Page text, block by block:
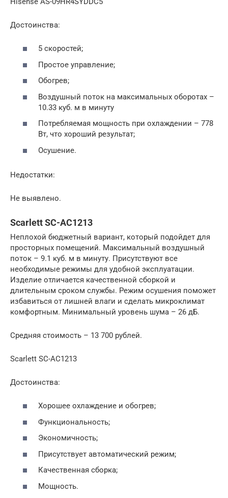
Достоинства:
5 скоростей;
Простое управление;
Обогрев;
Воздушный поток на максимальных оборотах –
10.33 куб. м в минуту
Потребляемая мощность при охлаждении – 778
Вт, что хороший результат;
Осушение.
Недостатки:
Не выявлено.
Scarlett SC-AC1213
Неплохой бюджетный вариант, который подойдет для
просторных помещений. Максимальный воздушный
поток – 9.1 куб. м в минуту. Присутствуют все
необходимые режимы для удобной эксплуатации.
Изделие отличается качественной сборкой и
длительным сроком службы. Режим осушения поможет
избавиться от лишней влаги и сделать микроклимат
комфортным. Минимальный уровень шума – 26 дБ.
Средняя стоимость – 13 700 рублей.
Scarlett SC-AC1213
Достоинства:
Хорошее охлаждение и обогрев;
Функциональность;
Экономичность;
Присутствует автоматический режим;
Качественная сборка;
Мощность.